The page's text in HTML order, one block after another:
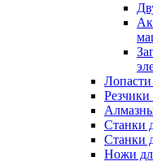
Станки
Станки
Ножи